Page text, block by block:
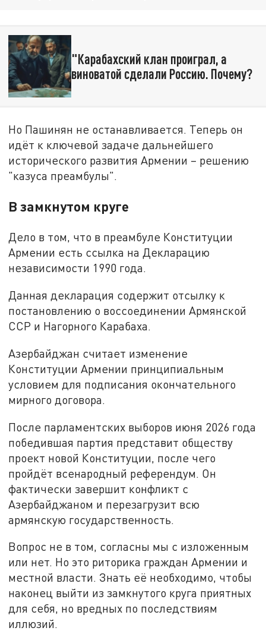
"Карабахский клан проиграл, а
виноватой сделали Россию. Почему?
Но Пашинян не останавливается. Теперь он
идёт к ключевой задаче дальнейшего
исторического развития Армении – решению
"казуса преамбулы".
В замкнутом круге
Дело в том, что в преамбуле Конституции
Армении есть ссылка на Декларацию
независимости 1990 года.
Данная декларация содержит отсылку к
постановлению о воссоединении Армянской
ССР и Нагорного Карабаха.
Азербайджан считает изменение
Конституции Армении принципиальным
условием для подписания окончательного
мирного договора.
После парламентских выборов июня 2026 года
победившая партия представит обществу
проект новой Конституции, после чего
пройдёт всенародный референдум. Он
фактически завершит конфликт с
Азербайджаном и перезагрузит всю
армянскую государственность.
Вопрос не в том, согласны мы с изложенным
или нет. Но это риторика граждан Армении и
местной власти. Знать её необходимо, чтобы
наконец выйти из замкнутого круга приятных
для себя, но вредных по последствиям
иллюзий.